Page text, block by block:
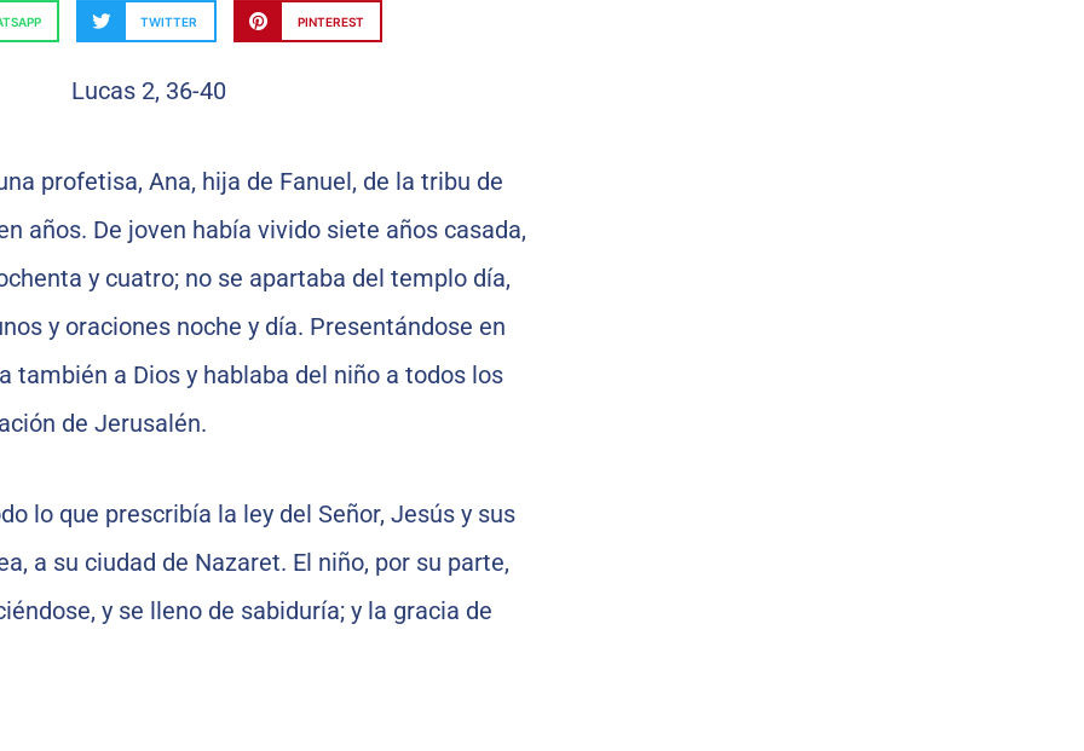
TWITTER PINTEREST
profetisa, Ana, hija de Fanuel, de la tribu de
años. De joven había vivido siete años casada,
y cuatro; no se apartaba del templo día,
y oraciones noche y día. Presentándose en
también a Dios y hablaba del niño a todos los
de Jerusalén.
lo que prescribía la ley del Señor, Jesús y sus
a su ciudad de Nazaret. El niño, por su parte,
y se lleno de sabiduría; y la gracia de